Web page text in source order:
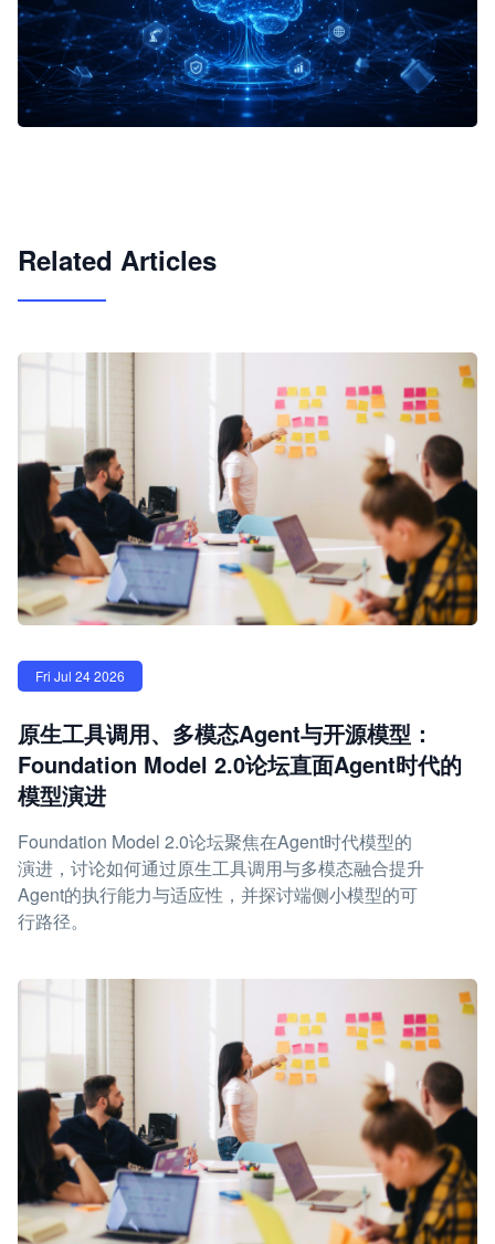
Related Articles
Fri Jul 24 2026
原生工具调用、多模态Agent与开源模型：
Foundation Model 2.0论坛直面Agent时代的
模型演进
Foundation Model 2.0论坛聚焦在Agent时代模型的
演进，讨论如何通过原生工具调用与多模态融合提升
Agent的执行能力与适应性，并探讨端侧小模型的可
行路径。